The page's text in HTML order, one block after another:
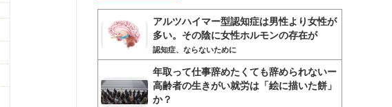
アルツハイマー型認知症は男性より女性が
多い。その陰に女性ホルモンの存在が
認知症、ならないために
年取って仕事辞めたくても辞められないー
高齢者の生きがい就労は「絵に描いた餅」
か？